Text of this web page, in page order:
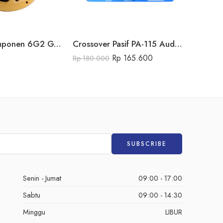
Speaker Komponen 6G2 GALES SERIES Crossover Pasif PA-115 Audio Seven
Rp180.000 Rp 165.600
Senin - Jumat
09:00 - 17:00
Sabtu
09:00 - 14:30
Minggu
LIBUR